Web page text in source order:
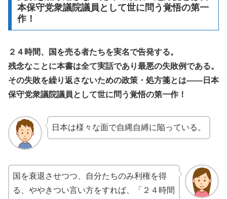
本保守党衆議院議員として世に問う覚悟の第一
作！
２４時間、国を売る者たちを実名で告発する。
残念なことに本書は全て実話であり最悪の失敗例である。
その失敗を繰り返さないための政策・処方箋とは――日本
保守党衆議院議員として世に問う覚悟の第一作！
日本は様々な面で自縄自縛に陥っている。
国を衰退させつつ、自分たちのみ利権を得
る、ややきつい言い方をすれば、「２４時間